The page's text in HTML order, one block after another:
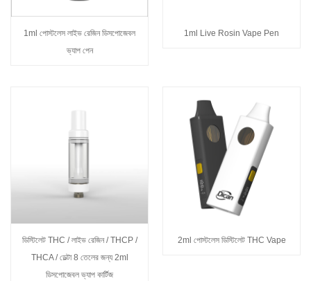
1ml পোস্টলেস লাইভ রেজিন ডিসপোজেবল
ভ্যাপ পেন
1ml Live Rosin Vape Pen
ডিস্টিলেট THC / লাইভ রেজিন / THCP /
THCA / ডেল্টা 8 তেলের জন্য 2ml
ডিসপোজেবল ভ্যাপ কার্টিজ
2ml পোস্টলেস ডিস্টিলেট THC Vape